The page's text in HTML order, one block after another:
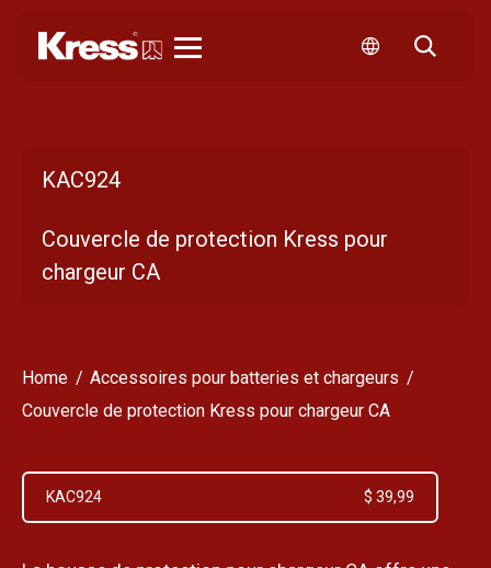
KAC924
Couvercle de protection Kress pour
chargeur CA
Home
Accessoires pour batteries et chargeurs
Couvercle de protection Kress pour chargeur CA
KAC924 $ 39,99